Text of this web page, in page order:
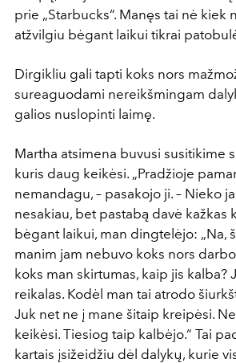
prie „Starbucks“. Manęs tai nė kiek
atžvilgiu bėgant laikui tikrai
Dirgikliu gali tapti koks nors
sureaguodami nereikšmingam
galios nuslopinti laimę.
Martha atsimena buvusi susitikime
kuris daug keikėsi. „Pradžioje
nemandagu, – pasakojo ji. – Nieko
nesakiau, bet pastabą davė kažkas
bėgant laikui, man dingtelėjo: „Na,
manim jam nebuvo koks nors
koks man skirtumas, kaip jis kalba?
reikalas. Kodėl man tai atrodo
Juk net ne į mane šitaip kreipėsi.
keikėsi. Tiesiog taip kalbėjo.“ Tai
kartais įsižeidžiu dėl dalykų, kurie